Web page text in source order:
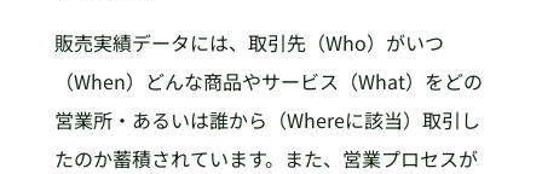
販売実績データには、取引先（Who）がいつ
（When）どんな商品やサービス（What）をどの
営業所・あるいは誰から（Whereに該当）取引し
たのか蓄積されています。また、営業プロセスが